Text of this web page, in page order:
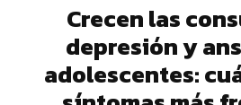
Crecen las
depresión y
adolescentes: